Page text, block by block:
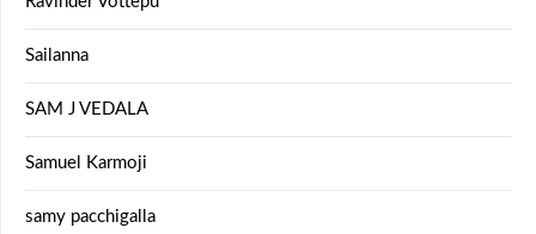
Sailanna
SAM J VEDALA
Samuel Karmoji
samy pacchigalla